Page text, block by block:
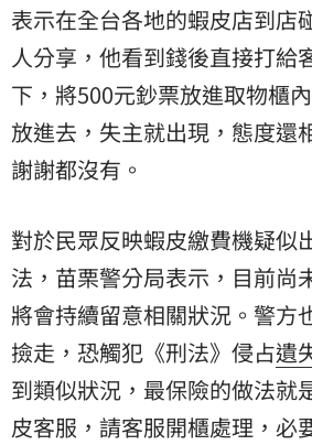
表示在全台各地的蝦皮店到店
人分享，他看到錢後直接打給
下，將500元鈔票放進取物櫃
放進去，失主就出現，態度還
謝謝都沒有。
對於民眾反映蝦皮繳費機疑似
法，苗栗警分局表示，目前尚
將會持續留意相關狀況。警方
撿走，恐觸犯《刑法》侵占遺
到類似狀況，最保險的做法就
皮客服，請客服開櫃處理，必